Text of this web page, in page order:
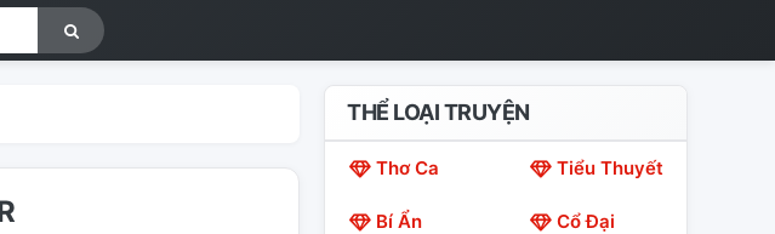
THỂ LOẠI TRUYỆN
Thơ Ca Tiểu Thuyết
Bí Ẩn Cổ Đại